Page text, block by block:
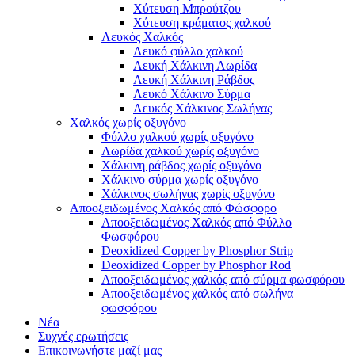
Χύτευση Μπρούτζου
Χύτευση κράματος χαλκού
Λευκός Χαλκός
Λευκό φύλλο χαλκού
Λευκή Χάλκινη Λωρίδα
Λευκή Χάλκινη Ράβδος
Λευκό Χάλκινο Σύρμα
Λευκός Χάλκινος Σωλήνας
Χαλκός χωρίς οξυγόνο
Φύλλο χαλκού χωρίς οξυγόνο
Λωρίδα χαλκού χωρίς οξυγόνο
Χάλκινη ράβδος χωρίς οξυγόνο
Χάλκινο σύρμα χωρίς οξυγόνο
Χάλκινος σωλήνας χωρίς οξυγόνο
Αποοξειδωμένος Χαλκός από Φώσφορο
Αποοξειδωμένος Χαλκός από Φύλλο
Φωσφόρου
Deoxidized Copper by Phosphor Strip
Deoxidized Copper by Phosphor Rod
Αποοξειδωμένος χαλκός από σύρμα φωσφόρου
Αποοξειδωμένος χαλκός από σωλήνα
φωσφόρου
Νέα
Συχνές ερωτήσεις
Επικοινωνήστε μαζί μας